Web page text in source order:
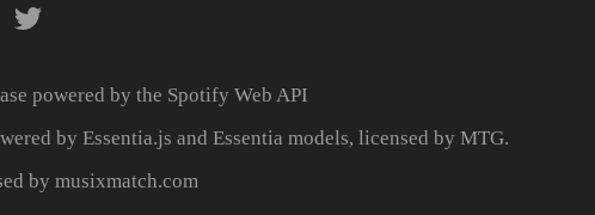
powered by the Spotify Web API
by Essentia.js and Essentia models, licensed by MTG.
by musixmatch.com